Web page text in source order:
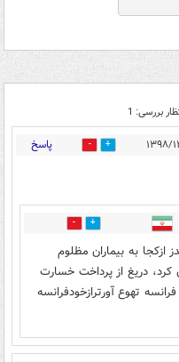
بررسی: 1
2 پاسخ
42
ازکجا به بیماران مظلوم
کرد، دریغ از پرداخت خسارت
تهوع آورترازخودفرانسه